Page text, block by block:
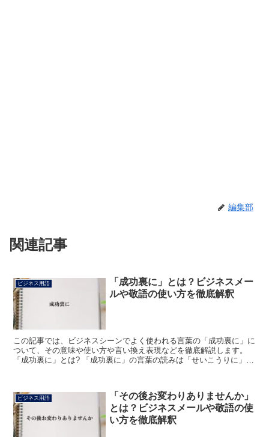
編集部
関連記事
ビジネス用語
「成功裏に」とは？ビジネスメー
ルや敬語の使い方を徹底解釈
この記事では、ビジネスシーンでよく使われる言葉の「成功裏に」に
ついて、その意味や使い方や言い換え表現などを徹底解説します。
「成功裏に」とは? 「成功裏に」の言葉の読みは「せいこうりに」
ビジネス用語
「その後お変わりありませんか」
とは？ビジネスメールや敬語の使
い方を徹底解釈